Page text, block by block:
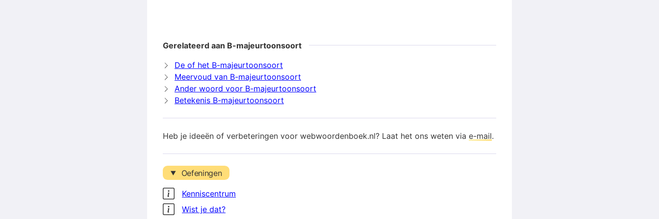
Gerelateerd aan B-majeurtoonsoort
De of het B-majeurtoonsoort
Meervoud van B-majeurtoonsoort
Ander woord voor B-majeurtoonsoort
Betekenis B-majeurtoonsoort
Heb je ideeën of verbeteringen voor webwoordenboek.nl? Laat het ons weten via e-mail.
Oefeningen
Kenniscentrum
Wist je dat?